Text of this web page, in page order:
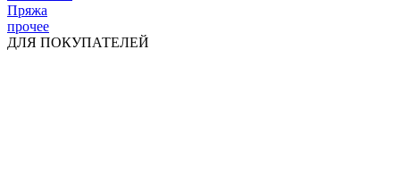
Пряжа
прочее
ДЛЯ ПОКУПАТЕЛЕЙ